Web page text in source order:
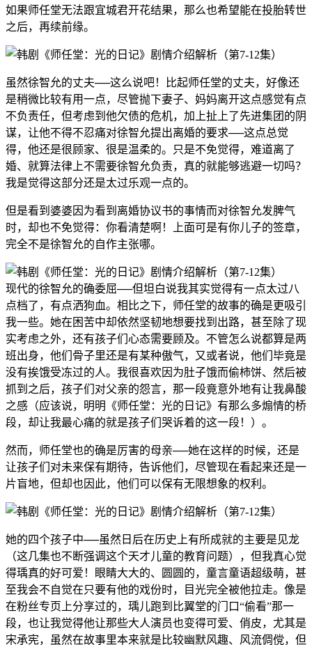
如果师任堂无法跟宜城君开花结果，那么也希望能在投胎转世
之后，再续前缘。
虽然徐智允的丈夫──这么说吧！比起师任堂的丈夫，好像还
是稍微比较有用一点，尽管抛下妻子、妈妈离开这点感觉有点
不负责任，但考虑到他欠债的危机，加上扯上了先进集团的阴
谋，让他不得不忍痛对徐智允提出离婚的要求──这点总觉
得，他还是很顾家、很是温柔的。只是不免觉得，难道离了
婚、就算法律上不需要徐智允负责，真的就能够逃避一切吗？
我是觉得这部分还是太过乐观一点的。
但是看到婆婆因为看到离婚协议书的事情而对徐智允发脾气
时，却也不免觉得：你看清楚啊！上面可是有你儿子的签章，
完全不是徐智允的自作主张哪。
现代的徐智允的确委屈──但坦白说我其实觉得有一点太过八
点档了，有点洒狗血。相比之下，师任堂的故事的确是更吸引
我一些。她在困苦中却依然坚韧地想要找到出路，甚至除了现
实考虑之外，还有孩子们心态需要顾及。不管怎么说都算是两
班出身，他们骨子里还是有某种傲气，又或者说，他们毕竟是
没有挨饿受冻过的人。我很喜欢因为肚子饿而偷柿饼、然后被
抓到之后，孩子们对父亲的怨言，那一段竟意外地有让我鼻酸
之感（应该说，明明《师任堂：光的日记》有那么多煽情的桥
段，却让我最心痛的就是孩子们哭诉着的这一段！）。
然而，师任堂也的确是厉害的母亲──她在这样的时候，还是
让孩子们对未来保有期待，告诉他们，尽管现在看起来还是一
片盲地，但却也因此，他们可以保有无限想象的权利。
她的四个孩子中──虽然日后在历史上有所成就的主要是见龙
（这几集也不断强调这个天才儿童的教育问题），但我真心觉
得瑀真的好可爱！眼睛大大的、圆圆的，童言童语超级萌，甚
至我会不自觉在只要有他的戏份时，目光完全被他拉走。像是
在粉丝专页上分享过的，瑀儿跑到比翼堂的门口“偷看”那一
段，也让我觉得他让那些大人演员也变得可爱、俏皮，尤其是
宋承宪，虽然在故事里本来就是比较幽默风趣、风流倜傥，但